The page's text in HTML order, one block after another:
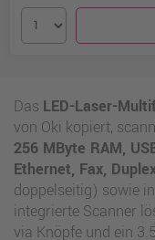
Das LED-Laser-
von Oki kopiert,
256 MByte RAM,
Ethernet, Fax,
doppelseitig) sowie
integrierte Scanner
via Knöpfe und ein